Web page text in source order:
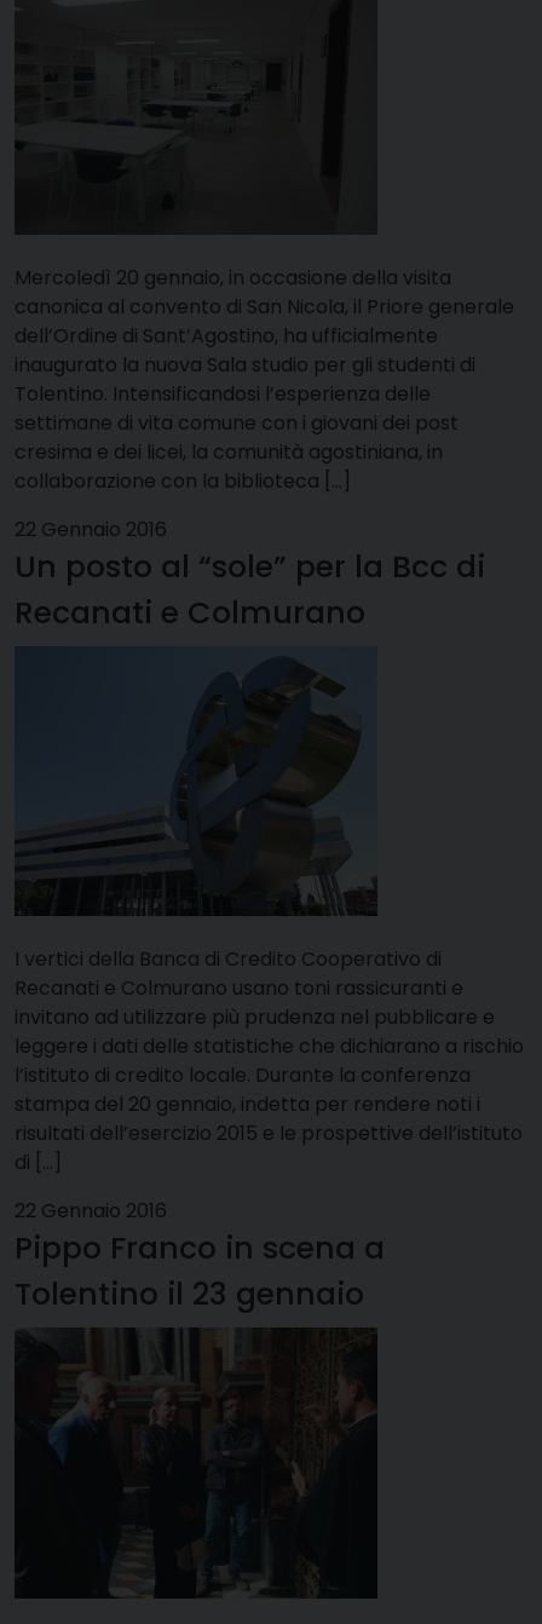
Mercoledì 20 gennaio, in occasione della visita
canonica al convento di San Nicola, il Priore generale
dell’Ordine di Sant’Agostino, ha ufficialmente
inaugurato la nuova Sala studio per gli studenti di
Tolentino. Intensificandosi l’esperienza delle
settimane di vita comune con i giovani dei post
cresima e dei licei, la comunità agostiniana, in
collaborazione con la biblioteca […]
22 Gennaio 2016
Un posto al “sole” per la Bcc di
Recanati e Colmurano
I vertici della Banca di Credito Cooperativo di
Recanati e Colmurano usano toni rassicuranti e
invitano ad utilizzare più prudenza nel pubblicare e
leggere i dati delle statistiche che dichiarano a rischio
l’istituto di credito locale. Durante la conferenza
stampa del 20 gennaio, indetta per rendere noti i
risultati dell’esercizio 2015 e le prospettive dell’istituto
di […]
22 Gennaio 2016
Pippo Franco in scena a
Tolentino il 23 gennaio